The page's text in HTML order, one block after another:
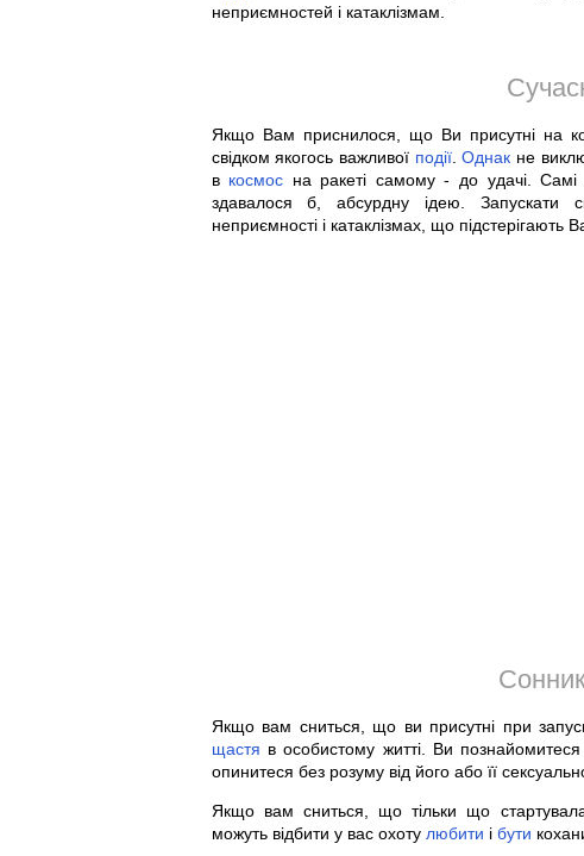
неприємностей і катаклізмам.
Якщо Вам приснилося, що Ви присутні на
свідком якогось важливої події.Однак не
в космос на ракеті самому - до удачі. Самі
здавалося б, абсурдну ідею. Запускати
неприємності і катаклізмах, що підстерігають
Якщо вам сниться, що ви присутні при
щастя в особистому житті. Ви
опинитеся без розуму від його або її
Якщо вам сниться, що тільки що
можуть відбити у вас охоту любити і бути